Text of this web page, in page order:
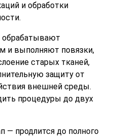
и обработки
обрабатывают
и выполняют повязки,
старых тканей,
защиту от
внешней среды.
процедуры до двух
— продлится до полного